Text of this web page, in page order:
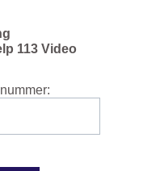
113 Video